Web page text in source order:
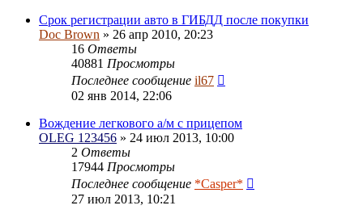
Срок регистрации авто в ГИБДД после покупки
Doc Brown » 26 апр 2010, 20:23
16 Ответы
40881 Просмотры
Последнее сообщение il67
02 янв 2014, 22:06
Вождение легкового а/м с прицепом
OLEG 123456 » 24 июл 2013, 10:00
2 Ответы
17944 Просмотры
Последнее сообщение *Casper*
27 июл 2013, 10:21